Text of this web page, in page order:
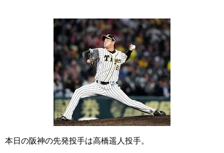
本日の阪神の先発投手は高橋遥人投手。